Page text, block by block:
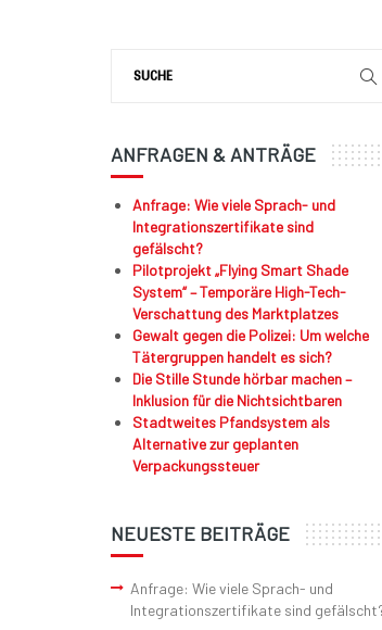
ANFRAGEN & ANTRÄGE
Anfrage: Wie viele Sprach- und
Integrationszertifikate sind
gefälscht?
Pilotprojekt „Flying Smart Shade
System“ – Temporäre High-Tech-
Verschattung des Marktplatzes
Gewalt gegen die Polizei: Um welche
Tätergruppen handelt es sich?
Die Stille Stunde hörbar machen –
Inklusion für die Nichtsichtbaren
Stadtweites Pfandsystem als
Alternative zur geplanten
Verpackungssteuer
NEUESTE BEITRÄGE
Anfrage: Wie viele Sprach- und
Integrationszertifikate sind